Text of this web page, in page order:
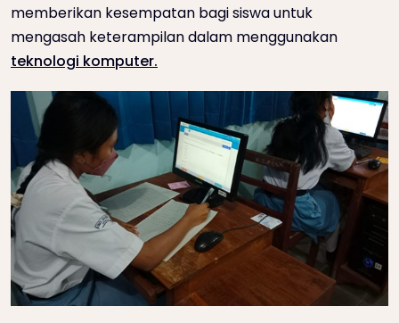
memberikan kesempatan bagi siswa untuk
mengasah keterampilan dalam menggunakan
teknologi komputer.